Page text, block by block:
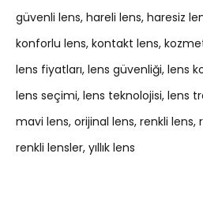
güvenli lens hareli lens haresiz
konforlu lens kontakt lens
lens fiyatları lens güvenliği lens
lens seçimi lens teknolojisi lens
mavi lens orijinal lens renkli lens
renkli lensler yıllık lens